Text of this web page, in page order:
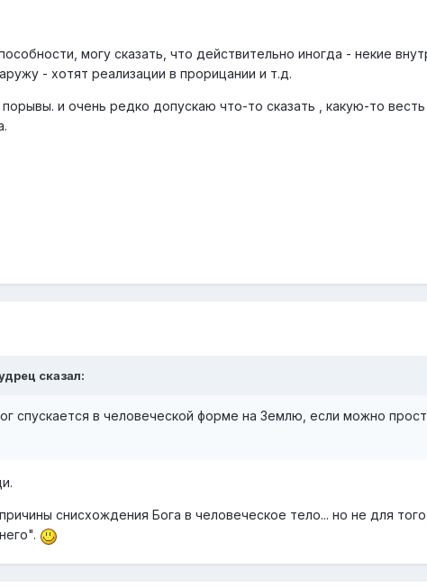
могу сказать, что действительно иногда - некие
- хотят реализации в прорицании и т.д.
и очень редко допускаю что-то сказать , какую-то
сказал:
спускается в человеческой форме на Землю, если можно
снисхождения Бога в человеческое тело... но не для